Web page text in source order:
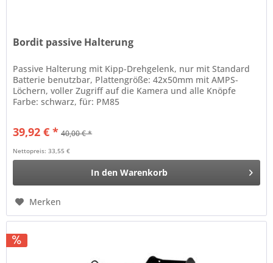
Bordit passive Halterung
Passive Halterung mit Kipp-Drehgelenk, nur mit Standard
Batterie benutzbar, Plattengröße: 42x50mm mit AMPS-
Löchern, voller Zugriff auf die Kamera und alle Knöpfe
Farbe: schwarz, für: PM85
39,92 € * 40,00 € *
Nettopreis: 33,55 €
In den Warenkorb
Merken